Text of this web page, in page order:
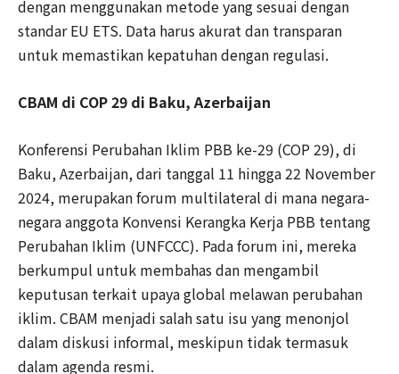
dengan menggunakan metode yang sesuai dengan
standar EU ETS. Data harus akurat dan transparan
untuk memastikan kepatuhan dengan regulasi.
CBAM di COP 29 di Baku, Azerbaijan
Konferensi Perubahan Iklim PBB ke-29 (COP 29), di
Baku, Azerbaijan, dari tanggal 11 hingga 22 November
2024, merupakan forum multilateral di mana negara-
negara anggota Konvensi Kerangka Kerja PBB tentang
Perubahan Iklim (UNFCCC). Pada forum ini, mereka
berkumpul untuk membahas dan mengambil
keputusan terkait upaya global melawan perubahan
iklim. CBAM menjadi salah satu isu yang menonjol
dalam diskusi informal, meskipun tidak termasuk
dalam agenda resmi.